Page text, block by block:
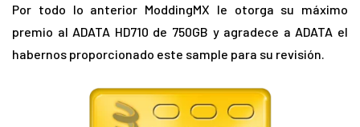
Por todo lo anterior ModdingMX le otorga su máximo
premio al ADATA HD710 de 750GB y agradece a ADATA el
habernos proporcionado este sample para su revisión.